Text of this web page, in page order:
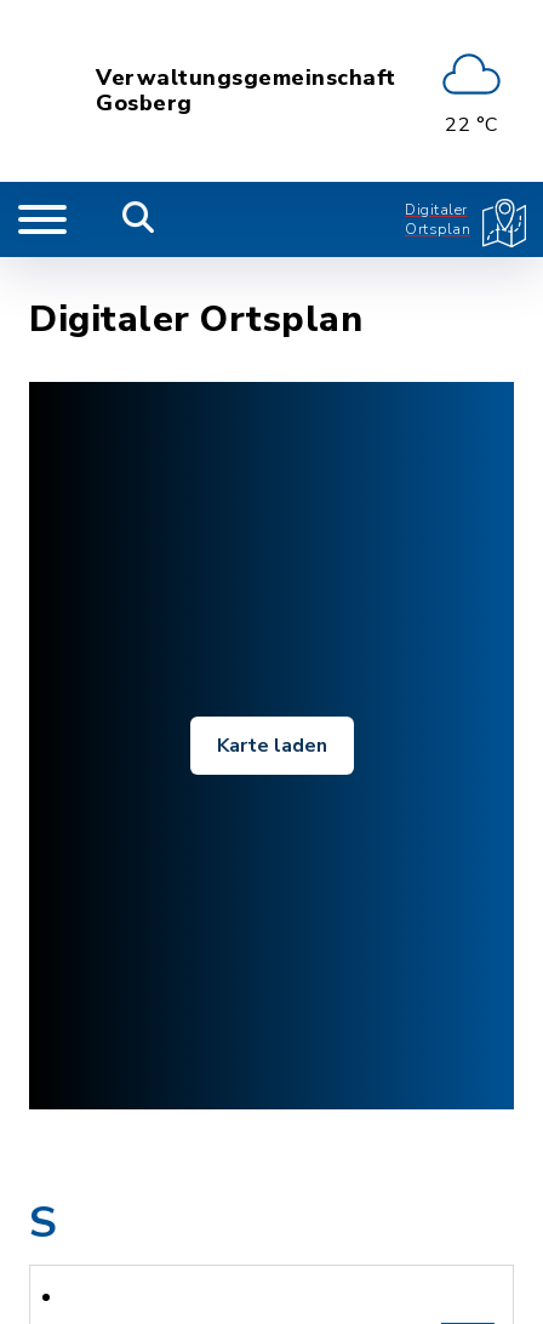
Verwaltungsgemeinschaft
Gosberg
22 °C
Digitaler
Ortsplan
Digitaler Ortsplan
Karte laden
S